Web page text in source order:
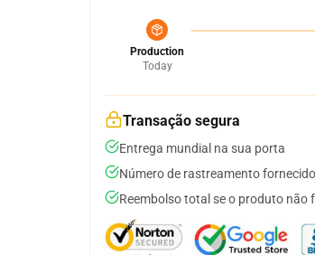
Production
Today
Transação segura
Entrega mundial na sua porta
Número de rastreamento
Reembolso total se o produto não